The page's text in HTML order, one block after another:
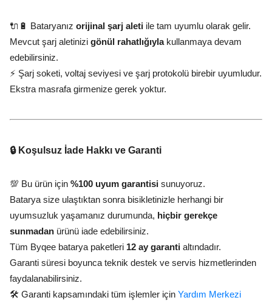
🔌🔋 Bataryanız orijinal şarj aleti ile tam uyumlu olarak gelir.
Mevcut şarj aletinizi gönül rahatlığıylakullanmaya devam
edebilirsiniz.
⚡ Şarj soketi, voltaj seviyesi ve şarj protokolü birebir uyumludur.
Ekstra masrafa girmenize gerek yoktur.
🔒 Koşulsuz İade Hakkı ve Garanti
💯 Bu ürün için %100 uyum garantisi sunuyoruz.
Batarya size ulaştıktan sonra bisikletinizle herhangi bir
uyumsuzluk yaşamanız durumunda, hiçbir gerekçe
sunmadan ürünü iade edebilirsiniz.
Tüm Byqee batarya paketleri 12 ay garanti altındadır.
Garanti süresi boyunca teknik destek ve servis hizmetlerinden
faydalanabilirsiniz.
🛠️ Garanti kapsamındaki tüm işlemler için Yardım Merkezi